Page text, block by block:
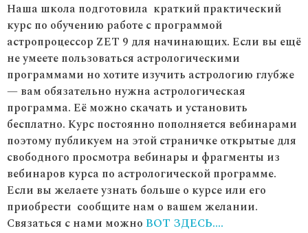
Наша школа подготовила краткий практический
курс по обучению работе с программой
астропроцессор ZET 9 для начинающих. Если вы ещё
не умеете пользоваться астрологическими
программами но хотите изучить астрологию глубже
— вам обязательно нужна астрологическая
программа. Её можно скачать и установить
бесплатно. Курс постоянно пополняется вебинарами
поэтому публикуем на этой страничке открытые для
свободного просмотра вебинары и фрагменты из
вебинаров курса по астрологической программе.
Если вы желаете узнать больше о курсе или его
приобрести сообщите нам о вашем желании.
Связаться с нами можно ВОТ ЗДЕСЬ….